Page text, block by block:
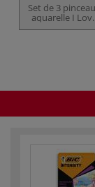
Set de 3
aquarelle I
Art